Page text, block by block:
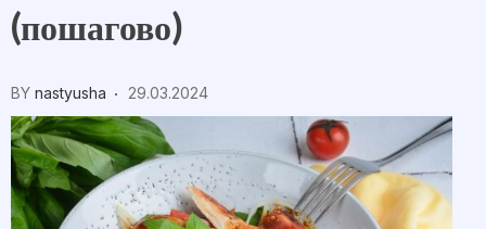
(пошагово)
BY nastyusha 29.03.2024